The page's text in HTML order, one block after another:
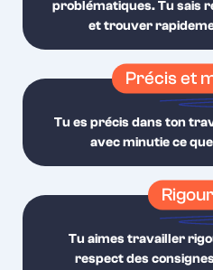
problématiques. Tu sais
et trouver
Précis et
Tu es précis dans ton
avec minutie ce
Tu aimes travailler
respect des